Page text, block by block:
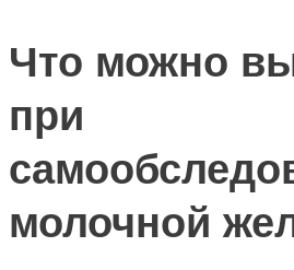
Что можно
при
молочной